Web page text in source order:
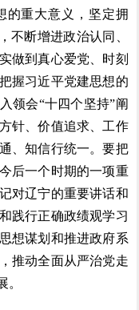
的重大意义，坚定拥
不断增进政治认同、
做到真心爱党、时刻
握习近平党建思想的
领会“十四个坚持”阐
针、价值追求、工作
、知信行统一。要把
后一个时期的一项重
对辽宁的重要讲话和
践行正确政绩观学习
想谋划和推进政府系
推动全面从严治党走
。